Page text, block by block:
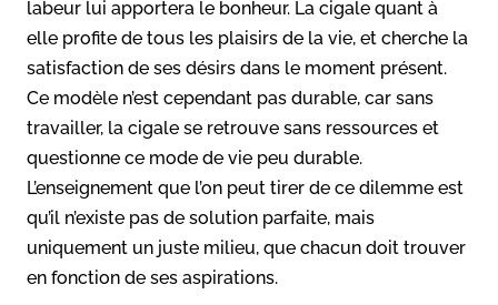
labeur lui apportera le bonheur. La cigale quant à
elle profite de tous les plaisirs de la vie, et cherche la
satisfaction de ses désirs dans le moment présent.
Ce modèle n’est cependant pas durable, car sans
travailler, la cigale se retrouve sans ressources et
questionne ce mode de vie peu durable.
L’enseignement que l’on peut tirer de ce dilemme est
qu’il n’existe pas de solution parfaite, mais
uniquement un juste milieu, que chacun doit trouver
en fonction de ses aspirations.